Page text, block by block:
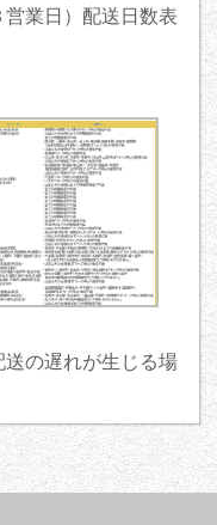
業日）配送日数表
の遅れが生じる場